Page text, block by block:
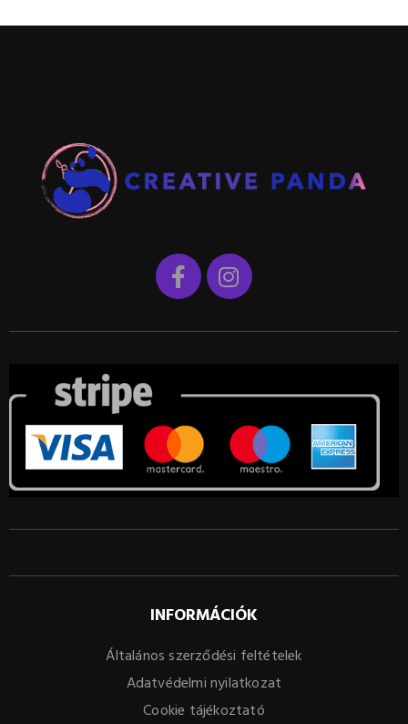
INFORMÁCIÓK
Általános szerződési feltételek
Adatvédelmi nyilatkozat
Cookie tájékoztató